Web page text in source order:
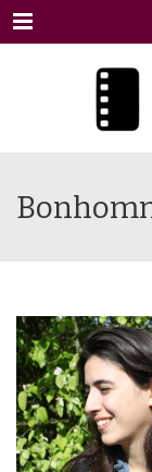
Menu